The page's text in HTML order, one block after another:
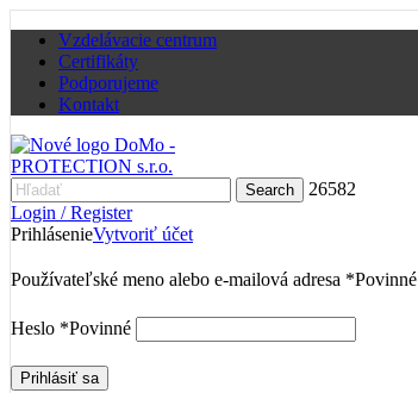
Vzdelávacie centrum
Certifikáty
Podporujeme
Kontakt
Search
26582
Login / Register
PrihlásenieVytvoriť účet
Používateľské meno alebo e-mailová adresa *Povinné
Heslo *Povinné
Prihlásiť sa